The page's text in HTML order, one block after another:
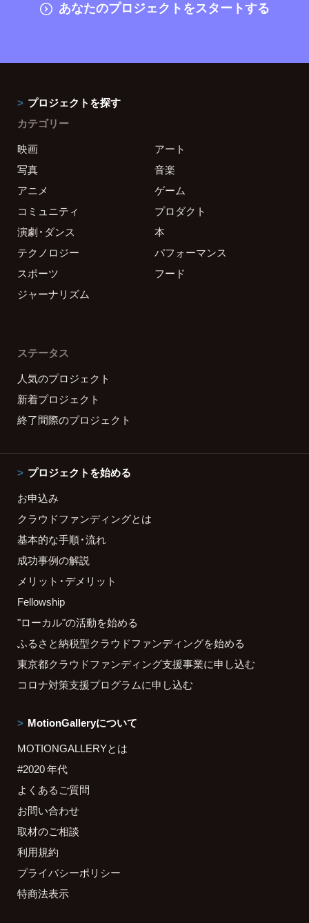
あなたのプロジェクトをスタートする
プロジェクトを探す
カテゴリー
映画
アート
写真
音楽
アニメ
ゲーム
コミュニティ
プロダクト
演劇・ダンス
本
テクノロジー
パフォーマンス
スポーツ
フード
ジャーナリズム
ステータス
人気のプロジェクト
新着プロジェクト
終了間際のプロジェクト
プロジェクトを始める
お申込み
クラウドファンディングとは
基本的な手順・流れ
成功事例の解説
メリット・デメリット
Fellowship
"ローカル"の活動を始める
ふるさと納税型クラウドファンディングを始める
東京都クラウドファンディング支援事業に申し込む
コロナ対策支援プログラムに申し込む
MotionGalleryについて
MOTIONGALLERYとは
#2020 年代
よくあるご質問
お問い合わせ
取材のご相談
利用規約
プライバシーポリシー
特商法表示